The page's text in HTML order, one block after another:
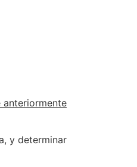
anteriormente
y determinar